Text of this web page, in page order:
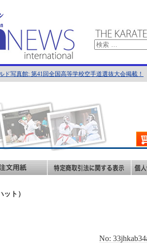
ド写真館: 第41回全国高等学校空手道選抜大会掲載！
ト）
No: